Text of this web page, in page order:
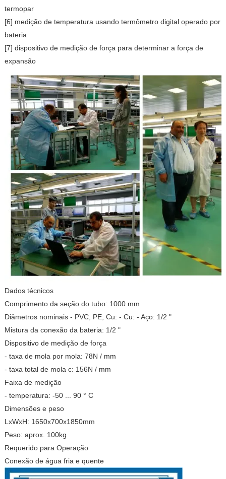
termopar
[6] medição de temperatura usando termômetro digital operado por
bateria
[7] dispositivo de medição de força para determinar a força de
expansão
Dados técnicos
Comprimento da seção do tubo: 1000 mm
Diâmetros nominais - PVC, PE, Cu: - Cu: - Aço: 1/2 "
Mistura da conexão da bateria: 1/2 "
Dispositivo de medição de força
- taxa de mola por mola: 78N / mm
- taxa total de mola c: 156N / mm
Faixa de medição
- temperatura: -50 ... 90 ° C
Dimensões e peso
LxWxH: 1650x700x1850mm
Peso: aprox. 100kg
Requerido para Operação
Conexão de água fria e quente